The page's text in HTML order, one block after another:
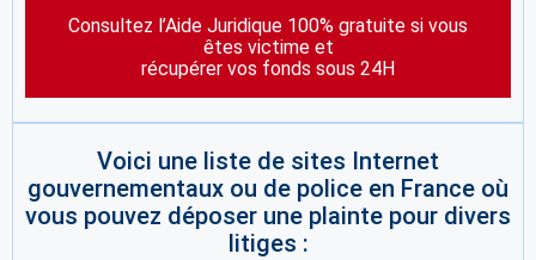
Consultez l’Aide Juridique 100% gratuite si vous
êtes victime et
récupérer vos fonds sous 24H
Voici une liste de sites Internet
gouvernementaux ou de police en France où
vous pouvez déposer une plainte pour divers
litiges :